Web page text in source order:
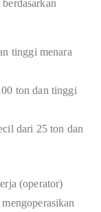
tinggi menara
ton dan tinggi
dari 25 ton dan
(operator)